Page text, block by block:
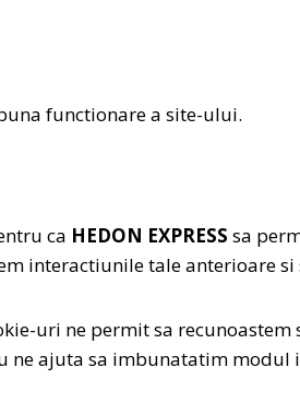
functionare a site-ului.
ca HEDON EXPRESS sa
interactiunile tale anterioare
uri ne permit sa
ne ajuta sa imbunatatim